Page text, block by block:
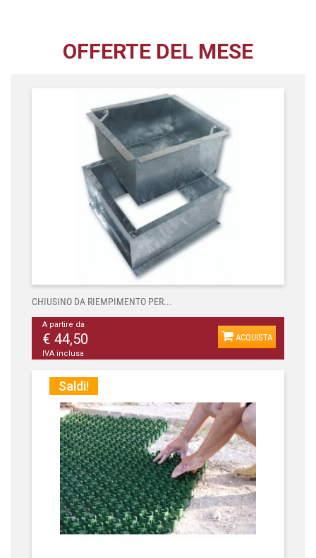
OFFERTE DEL MESE
CHIUSINO DA RIEMPIMENTO PER...
A partire da
€ 44,50
IVA inclusa
ACQUISTA
Saldi!